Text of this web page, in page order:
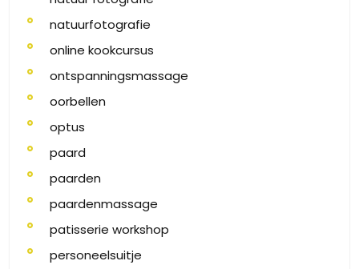
natuurfotografie
online kookcursus
ontspanningsmassage
oorbellen
optus
paard
paarden
paardenmassage
patisserie workshop
personeelsuitje